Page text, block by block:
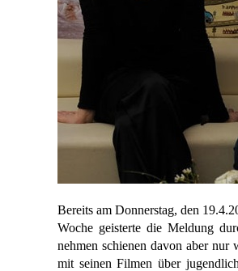
Bereits am Donnerstag, den
Woche geisterte die Meldung
nehmen schienen davon aber nur
mit seinen Filmen über